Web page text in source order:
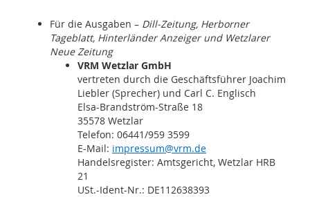
Für die Ausgaben – Dill-Zeitung, Herborner
Tageblatt, Hinterländer Anzeiger und Wetzlarer
Neue Zeitung
VRM Wetzlar GmbH
vertreten durch die Geschäftsführer Joachim
Liebler (Sprecher) und Carl C. Englisch
Elsa-Brandström-Straße 18
35578 Wetzlar
Telefon: 06441/959 3599
E-Mail: impressum@vrm.de
Handelsregister: Amtsgericht, Wetzlar HRB
21
USt.-Ident-Nr.: DE112638393